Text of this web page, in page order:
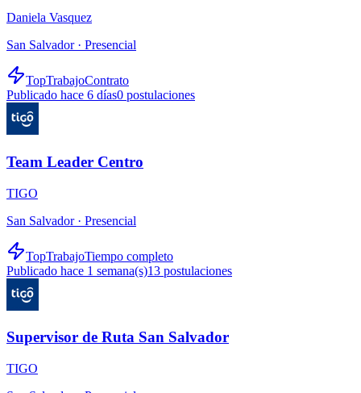
Daniela Vasquez
San Salvador · Presencial
TopTrabajoContrato
Publicado hace 6 días0 postulaciones
Team Leader Centro
TIGO
San Salvador · Presencial
TopTrabajoTiempo completo
Publicado hace 1 semana(s)13 postulaciones
Supervisor de Ruta San Salvador
TIGO